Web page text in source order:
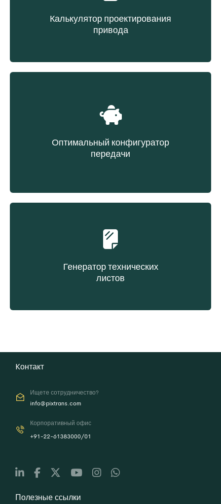
Калькулятор проектирования
привода
Оптимальный конфигуратор
передачи
расходов
Генератор технических
листов
Kонтакт
Ищете сотрудничество?
info@pixtrans.com
Корпоративный офис
+91-22-61383000/01
Полезные ссылки